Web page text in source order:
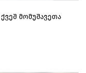
მომუშავეთა